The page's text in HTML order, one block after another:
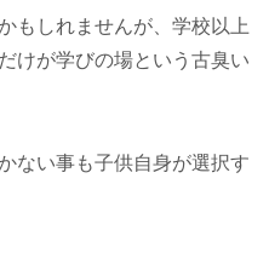
もしれませんが、学校以上
けが学びの場という古臭い
ない事も子供自身が選択す